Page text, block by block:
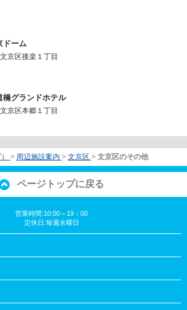
ドーム
京区後楽１丁目
橋グランドホテル
京区本郷１丁目
> 周辺施設案内 > 文京区 > 文京区のその他
ページトップに戻る
営業時間:10:00～19：00
定休日:毎週水曜日